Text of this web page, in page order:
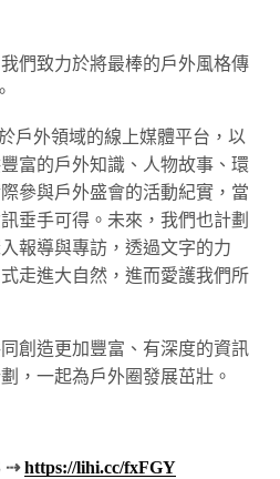
們致力於將最棒的戶外風格傳
戶外領域的線上媒體平台，以
富的戶外知識、人物故事、環
參與戶外盛會的活動紀實，當
垂手可得。未來，我們也計劃
報導與專訪，透過文字的力
走進大自然，進而愛護我們所
創造更加豐富、有深度的資訊
，一起為戶外圈發展茁壯。
⇢https://lihi.cc/fxFGY